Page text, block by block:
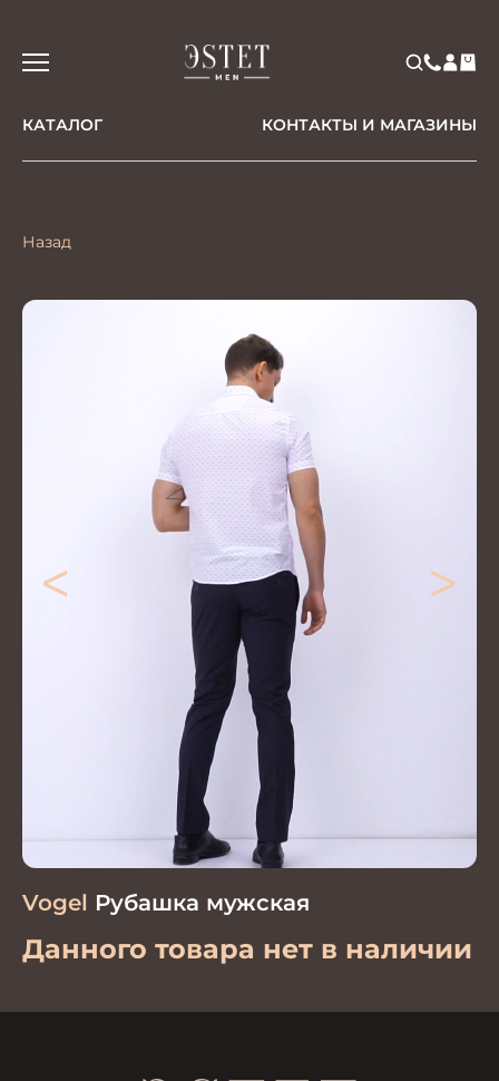
КАТАЛОГ КОНТАКТЫ И МАГАЗИНЫ
Назад
< >
Vogel Рубашка мужская
Данного товара нет в наличии